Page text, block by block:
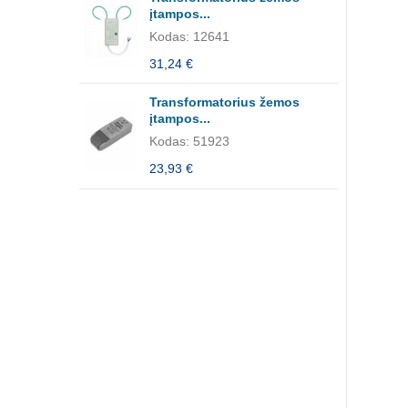
įtampos...
Kodas: 12641
31,24 €
Transformatorius žemos
įtampos...
Kodas: 51923
23,93 €